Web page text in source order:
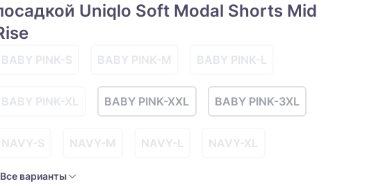
Uniqlo Soft Modal Shorts Mid
BABY PINK-S BABY PINK-M BABY PINK-L
BABY PINK-XL BABY PINK-XXL BABY PINK-3XL
NAVY-S NAVY-M NAVY-L NAVY-XL
Все варианты